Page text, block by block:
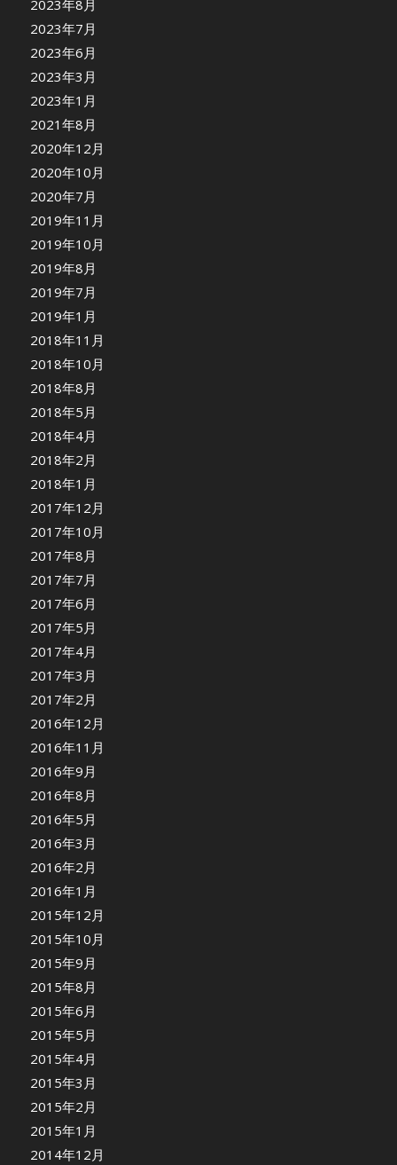
2023年8月
2023年7月
2023年6月
2023年3月
2023年1月
2021年8月
2020年12月
2020年10月
2020年7月
2019年11月
2019年10月
2019年8月
2019年7月
2019年1月
2018年11月
2018年10月
2018年8月
2018年5月
2018年4月
2018年2月
2018年1月
2017年12月
2017年10月
2017年8月
2017年7月
2017年6月
2017年5月
2017年4月
2017年3月
2017年2月
2016年12月
2016年11月
2016年9月
2016年8月
2016年5月
2016年3月
2016年2月
2016年1月
2015年12月
2015年10月
2015年9月
2015年8月
2015年6月
2015年5月
2015年4月
2015年3月
2015年2月
2015年1月
2014年12月